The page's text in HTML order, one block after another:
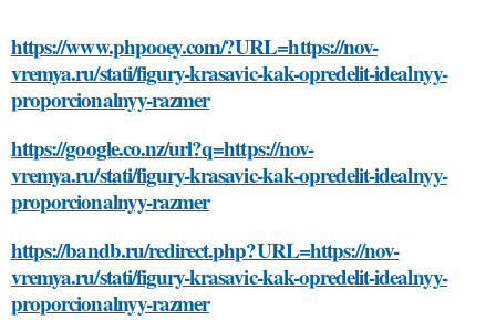
https://www.phpooey.com/?URL=https://nov-
vremya.ru/stati/figury-krasavic-kak-opredelit-idealnyy-
proporcionalnyy-razmer
https://google.co.nz/url?q=https://nov-
vremya.ru/stati/figury-krasavic-kak-opredelit-idealnyy-
proporcionalnyy-razmer
https://bandb.ru/redirect.php?URL=https://nov-
vremya.ru/stati/figury-krasavic-kak-opredelit-idealnyy-
proporcionalnyy-razmer